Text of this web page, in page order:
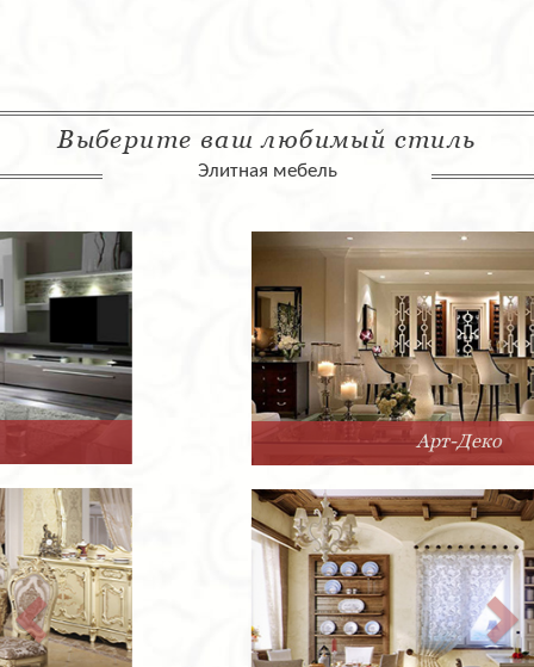
Выберите ваш любимый стиль
Элитная мебель
Арт-Деко